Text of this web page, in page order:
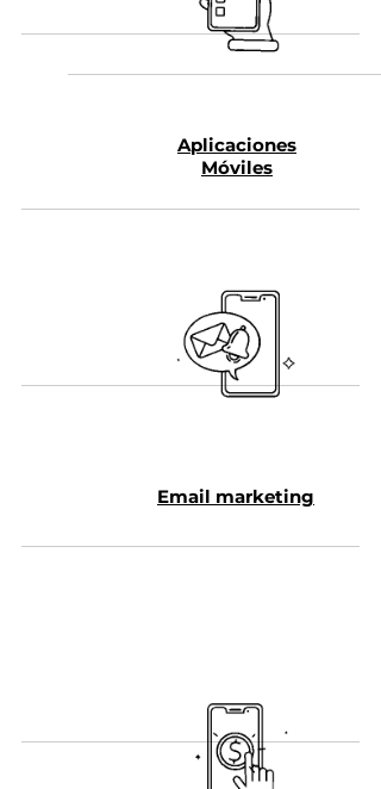
Aplicaciones
Móviles
Email marketing